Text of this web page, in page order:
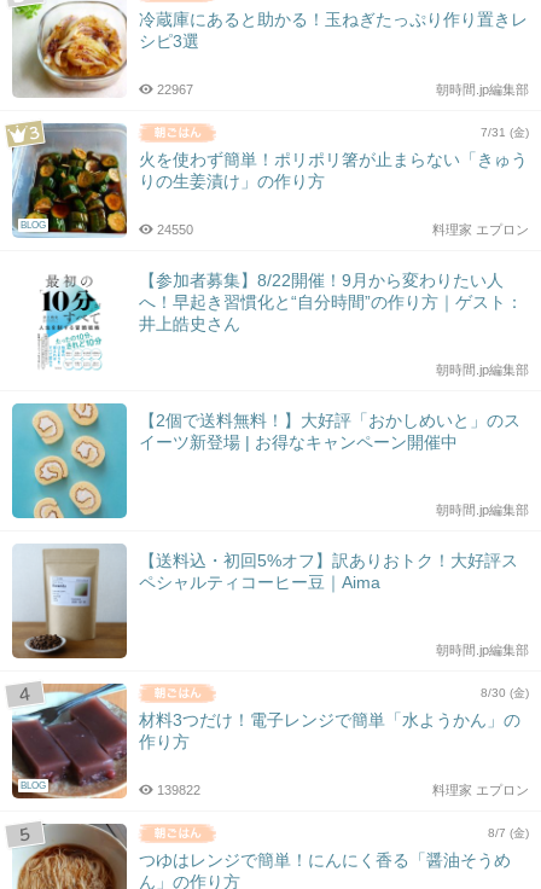
冷蔵庫にあると助かる！玉ねぎたっぷり作り置きレ
シピ3選
朝時間.jp編集部
22967
BLOG
7/31 (金)
火を使わず簡単！ポリポリ箸が止まらない「きゅう
りの生姜漬け」の作り方
料理家 エプロン
24550
【参加者募集】8/22開催！9月から変わりたい人
へ！早起き習慣化と“自分時間”の作り方｜ゲスト：
井上皓史さん
朝時間.jp編集部
【2個で送料無料！】大好評「おかしめいと」のス
イーツ新登場 | お得なキャンペーン開催中
朝時間.jp編集部
【送料込・初回5%オフ】訳ありおトク！大好評ス
ペシャルティコーヒー豆｜Aima
朝時間.jp編集部
BLOG
8/30 (金)
材料3つだけ！電子レンジで簡単「水ようかん」の
作り方
料理家 エプロン
139822
8/7 (金)
つゆはレンジで簡単！にんにく香る「醤油そうめ
ん」の作り方